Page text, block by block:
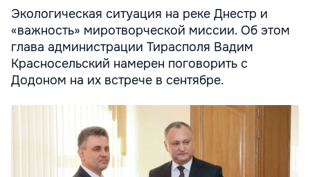
Экологическая ситуация на реке Днестр и
«важность» миротворческой миссии. Об этом
глава администрации Тирасполя Вадим
Красносельский намерен поговорить с
Додоном на их встрече в сентябре.